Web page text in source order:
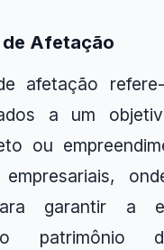
Afetação
afetação
a um
ou
garantir a
o patrimônio